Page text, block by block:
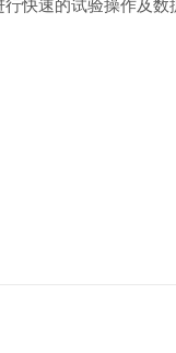
快速的试验操作及数